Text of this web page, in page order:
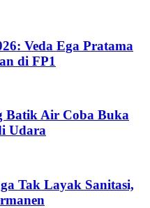
Veda Ega Pratama
di FP1
Batik Air Coba Buka
Udara
Tak Layak Sanitasi,